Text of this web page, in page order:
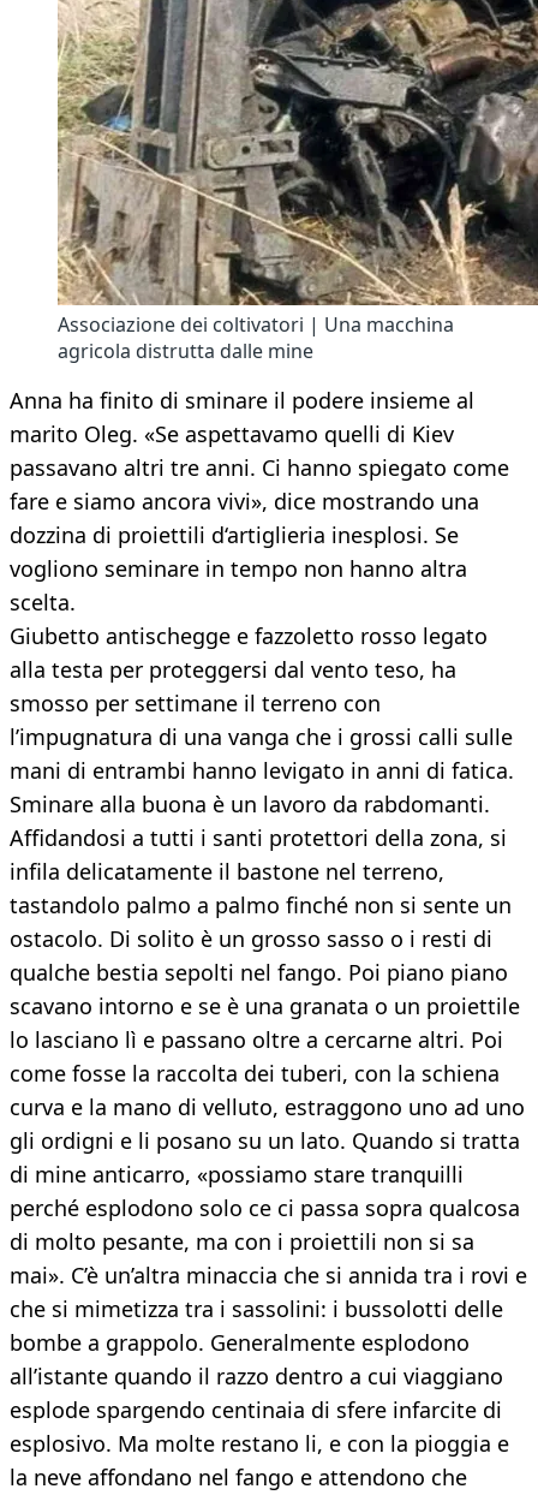
Associazione dei coltivatori | Una macchina
agricola distrutta dalle mine
Anna ha finito di sminare il podere insieme al
marito Oleg. «Se aspettavamo quelli di Kiev
passavano altri tre anni. Ci hanno spiegato come
fare e siamo ancora vivi», dice mostrando una
dozzina di proiettili d‘artiglieria inesplosi. Se
vogliono seminare in tempo non hanno altra
scelta.
Giubetto antischegge e fazzoletto rosso legato
alla testa per proteggersi dal vento teso, ha
smosso per settimane il terreno con
l’impugnatura di una vanga che i grossi calli sulle
mani di entrambi hanno levigato in anni di fatica.
Sminare alla buona è un lavoro da rabdomanti.
Affidandosi a tutti i santi protettori della zona, si
infila delicatamente il bastone nel terreno,
tastandolo palmo a palmo finché non si sente un
ostacolo. Di solito è un grosso sasso o i resti di
qualche bestia sepolti nel fango. Poi piano piano
scavano intorno e se è una granata o un proiettile
lo lasciano lì e passano oltre a cercarne altri. Poi
come fosse la raccolta dei tuberi, con la schiena
curva e la mano di velluto, estraggono uno ad uno
gli ordigni e li posano su un lato. Quando si tratta
di mine anticarro, «possiamo stare tranquilli
perché esplodono solo ce ci passa sopra qualcosa
di molto pesante, ma con i proiettili non si sa
mai». C’è un’altra minaccia che si annida tra i rovi e
che si mimetizza tra i sassolini: i bussolotti delle
bombe a grappolo. Generalmente esplodono
all’istante quando il razzo dentro a cui viaggiano
esplode spargendo centinaia di sfere infarcite di
esplosivo. Ma molte restano li, e con la pioggia e
la neve affondano nel fango e attendono che